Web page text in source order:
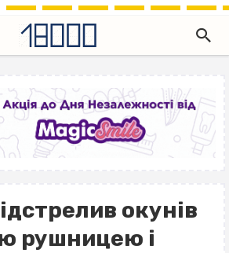
окунів
рушницею і